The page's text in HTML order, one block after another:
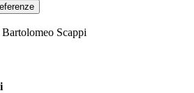
Scappi